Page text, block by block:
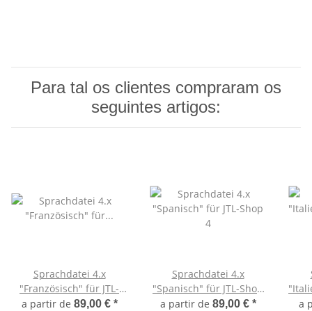
Para tal os clientes compraram os
seguintes artigos:
Sprachdatei 4.x
"Französisch" für JTL-
Shop 4
a partir de 89,00 € *
Sprachdatei 4.x
"Spanisch" für JTL-Shop
4
a partir de 89,00 € *
a